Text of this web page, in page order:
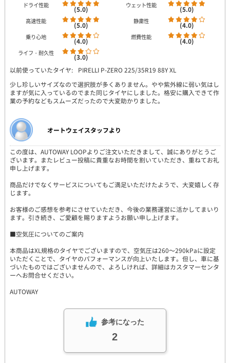
ドライ性能 (5.0) ウェット性能 (5.0)
高速性能 (5.0) 静粛性 (4.0)
乗り心地 (4.0) 燃費性能 (4.0)
ライフ・耐久性
(3.0)
以前使っていたタイヤ:
PIRELLI P-ZERO 225/35R19 88Y XL
少し珍しいサイズなので選択肢が多くありません。やや紫外線に弱い気はし
ますが気に入っているのでまた同じタイヤにしました。格安に購入できて作
業の予約などもスムーズだったので大変助かりました。
オートウェイスタッフより
この度は、AUTOWAY LOOPよりご注文いただきまして、誠にありがとうご
ざいます。またレビュー投稿に貴重なお時間を割いていただき、重ねてお礼
申し上げます。
商品だけでなくサービスについてもご満足いただけたようで、大変嬉しく存
じます。
お客様のご感想を参考にさせていただき、今後の業務運営に活かしてまいり
ます。引き続き、ご愛顧を賜りますようお願い申し上げます。
■空気圧についてのご案内
本商品はXL規格のタイヤでございますので、空気圧は260～290kPaに設定
いただくことで、タイヤのパフォーマンスが向上いたします。但し、車に基
づいたものではございませんので、よろしければ、詳細はカスタマーセンタ
ーへお問合せください。
AUTOWAY
参考になった
2